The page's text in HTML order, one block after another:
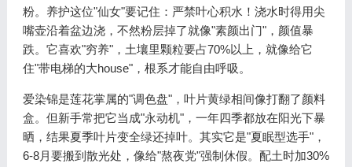
粉。养护这位"仙女"要记住：严禁叶心积水！浇水时得用尖
嘴壶沿着盆边浇，不然粉层掉了就像"素颜出门"，颜值暴
跌。它喜欢"穷养"，土壤里颗粒要占70%以上，就像给它
住"带电梯的大house"，根系才能自由呼吸。
爱染锦是莲花掌属的"调色盘"，叶片黄绿相间像打翻了颜料
盒。但新手常把它当成"永动机"，一年四季都放在阳光下暴
晒，结果夏季叶片变全绿还掉叶。其实它是"夏眠型选手"，
6-8月要搬到散光处，像给"熬夜党"强制休假。配土时加30%